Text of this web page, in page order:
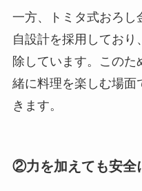
一方、トミタ式おろし
自設計を採用してお
除しています。この
緒に料理を楽しむ場面
きます。
②力を加えても安全